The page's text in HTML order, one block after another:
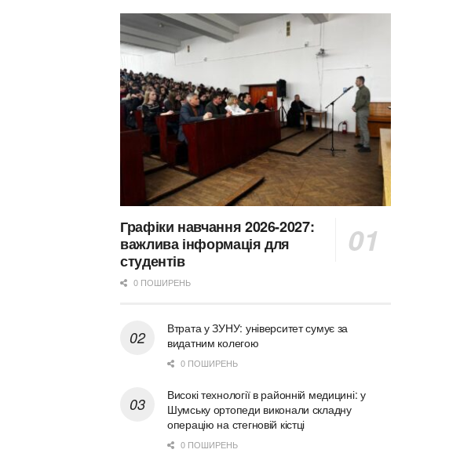
Графіки навчання 2026-2027:
важлива інформація для
студентів
0 ПОШИРЕНЬ
Втрата у ЗУНУ: університет сумує за
видатним колегою
0 ПОШИРЕНЬ
Високі технології в районній медицині: у
Шумську ортопеди виконали складну
операцію на стегновій кістці
0 ПОШИРЕНЬ